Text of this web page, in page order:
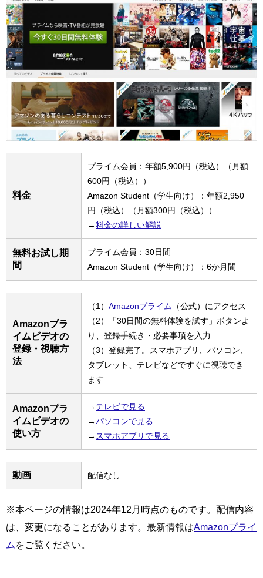
料金
プライム会員：年額5,900円（税込）（月額
600円（税込））
Amazon Student（学生向け）：年額2,950
円（税込）（月額300円（税込））
→料金の詳しい解説
無料お試し期
間
プライム会員：30日間
Amazon Student（学生向け）：6か月間
Amazonプラ
イムビデオの
登録・視聴方
法
（1） Amazonプライム （公式）にアクセス
（2）「30日間の無料体験を試す」ボタンよ
り、登録手続き・必要事項を入力
（3）登録完了。スマホアプリ、パソコン、
タブレット、テレビなどですぐに視聴でき
ます
Amazonプラ
イムビデオの
使い方
→ テレビで見る
→パソコンで見る
→ スマホアプリで見る
動画 配信なし
※本ページの情報は2024年12月時点のものです。配信内容
は、変更になることがあります。最新情報はAmazonプライ
ム をご覧ください。